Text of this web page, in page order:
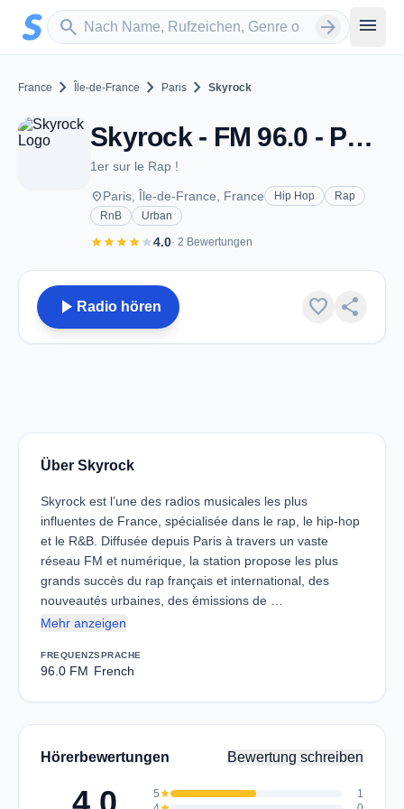
Zum Hauptinhalt springen
search
Sender suchen arrow_forward menu
France chevron_right Île-de-France chevron_right Paris chevron_right Skyrock
Skyrock - FM 96.0 - Paris
1er sur le Rap !
placeParis, Île-de-France, France Hip Hop
Rap
RnB
Urban
starstarstarstarstar4.0· 2 Bewertungen
play_arrow Radio hören favorite share
Über Skyrock
Skyrock est l’une des radios musicales les plus
influentes de France, spécialisée dans le rap, le hip-hop
et le R&B. Diffusée depuis Paris à travers un vaste
réseau FM et numérique, la station propose les plus
grands succès du rap français et international, des
nouveautés urbaines, des émissions de …
Mehr anzeigen
FREQUENZ
96.0 FM
SPRACHE
French
Hörerbewertungen Bewertung schreiben
5star
1